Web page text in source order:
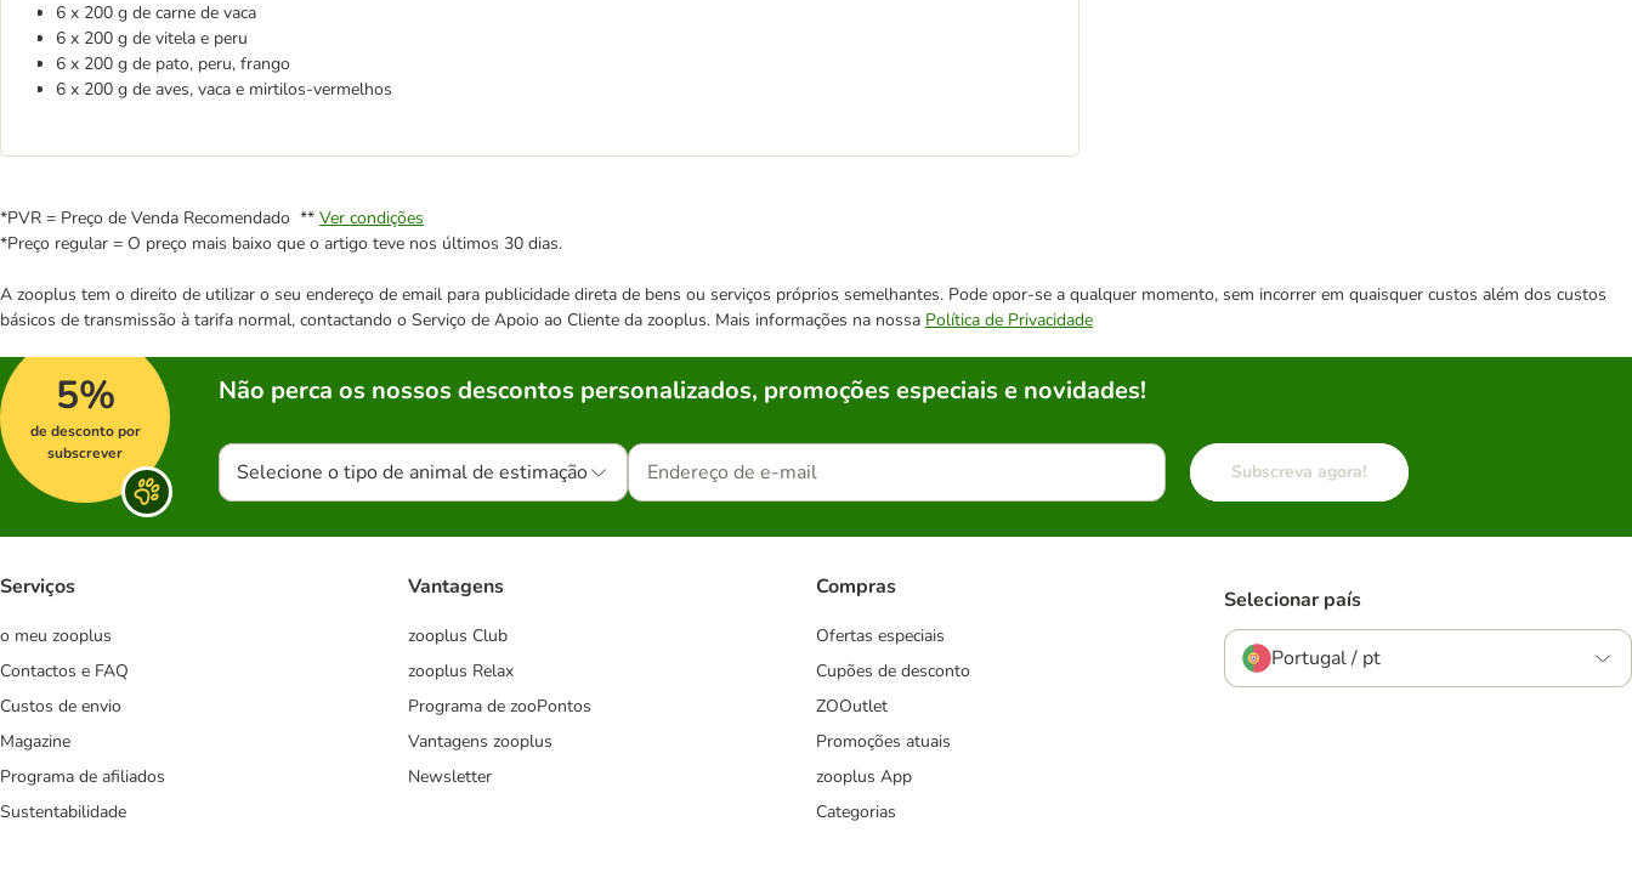
6 x 200 g de carne de vaca
6 x 200 g de vitela e peru
6 x 200 g de pato, peru, frango
6 x 200 g de aves, vaca e mirtilos-vermelhos
*PVR = Preço de Venda Recomendado ** Ver condições
*Preço regular = O preço mais baixo que o artigo teve nos últimos 30 dias.
A zooplus tem o direito de utilizar o seu endereço de email para publicidade direta de bens ou serviços próprios semelhantes. Pode opor-se a qualquer momento, sem incorrer em quaisquer custos além dos custos
básicos de transmissão à tarifa normal, contactando o Serviço de Apoio ao Cliente da zooplus. Mais informações na nossa Política de Privacidade
5%
de desconto por
subscrever
Não perca os nossos descontos personalizados, promoções especiais e novidades!
Selecione o tipo de animal de estimação Subscreva agora!
Serviços
o meu zooplus
Contactos e FAQ
Custos de envio
Magazine
Programa de afiliados
Sustentabilidade
Vantagens
zooplus Club
zooplus Relax
Programa de zooPontos
Vantagens zooplus
Newsletter
Compras
Ofertas especiais
Cupões de desconto
ZOOutlet
Promoções atuais
zooplus App
Categorias
Selecionar país
Portugal / pt